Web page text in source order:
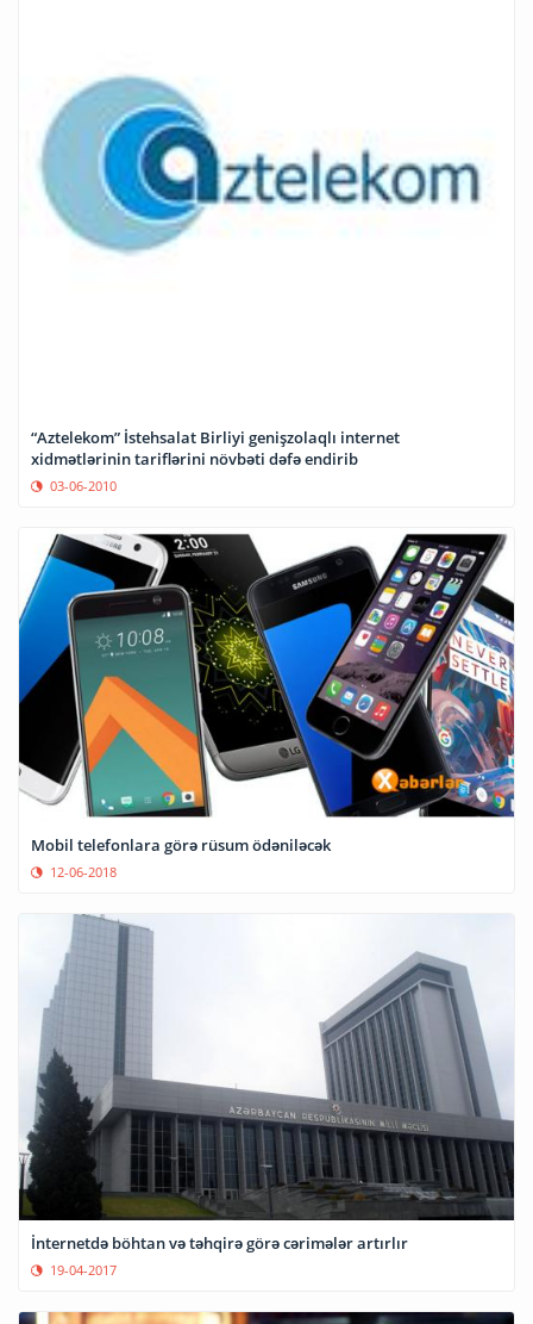
“Aztelekom” İstehsalat Birliyi genişzolaqlı internet
xidmətlərinin tariflərini növbəti dəfə endirib
03-06-2010
Mobil telefonlara görə rüsum ödəniləcək
12-06-2018
İnternetdə böhtan və təhqirə görə cərimələr artırlır
19-04-2017